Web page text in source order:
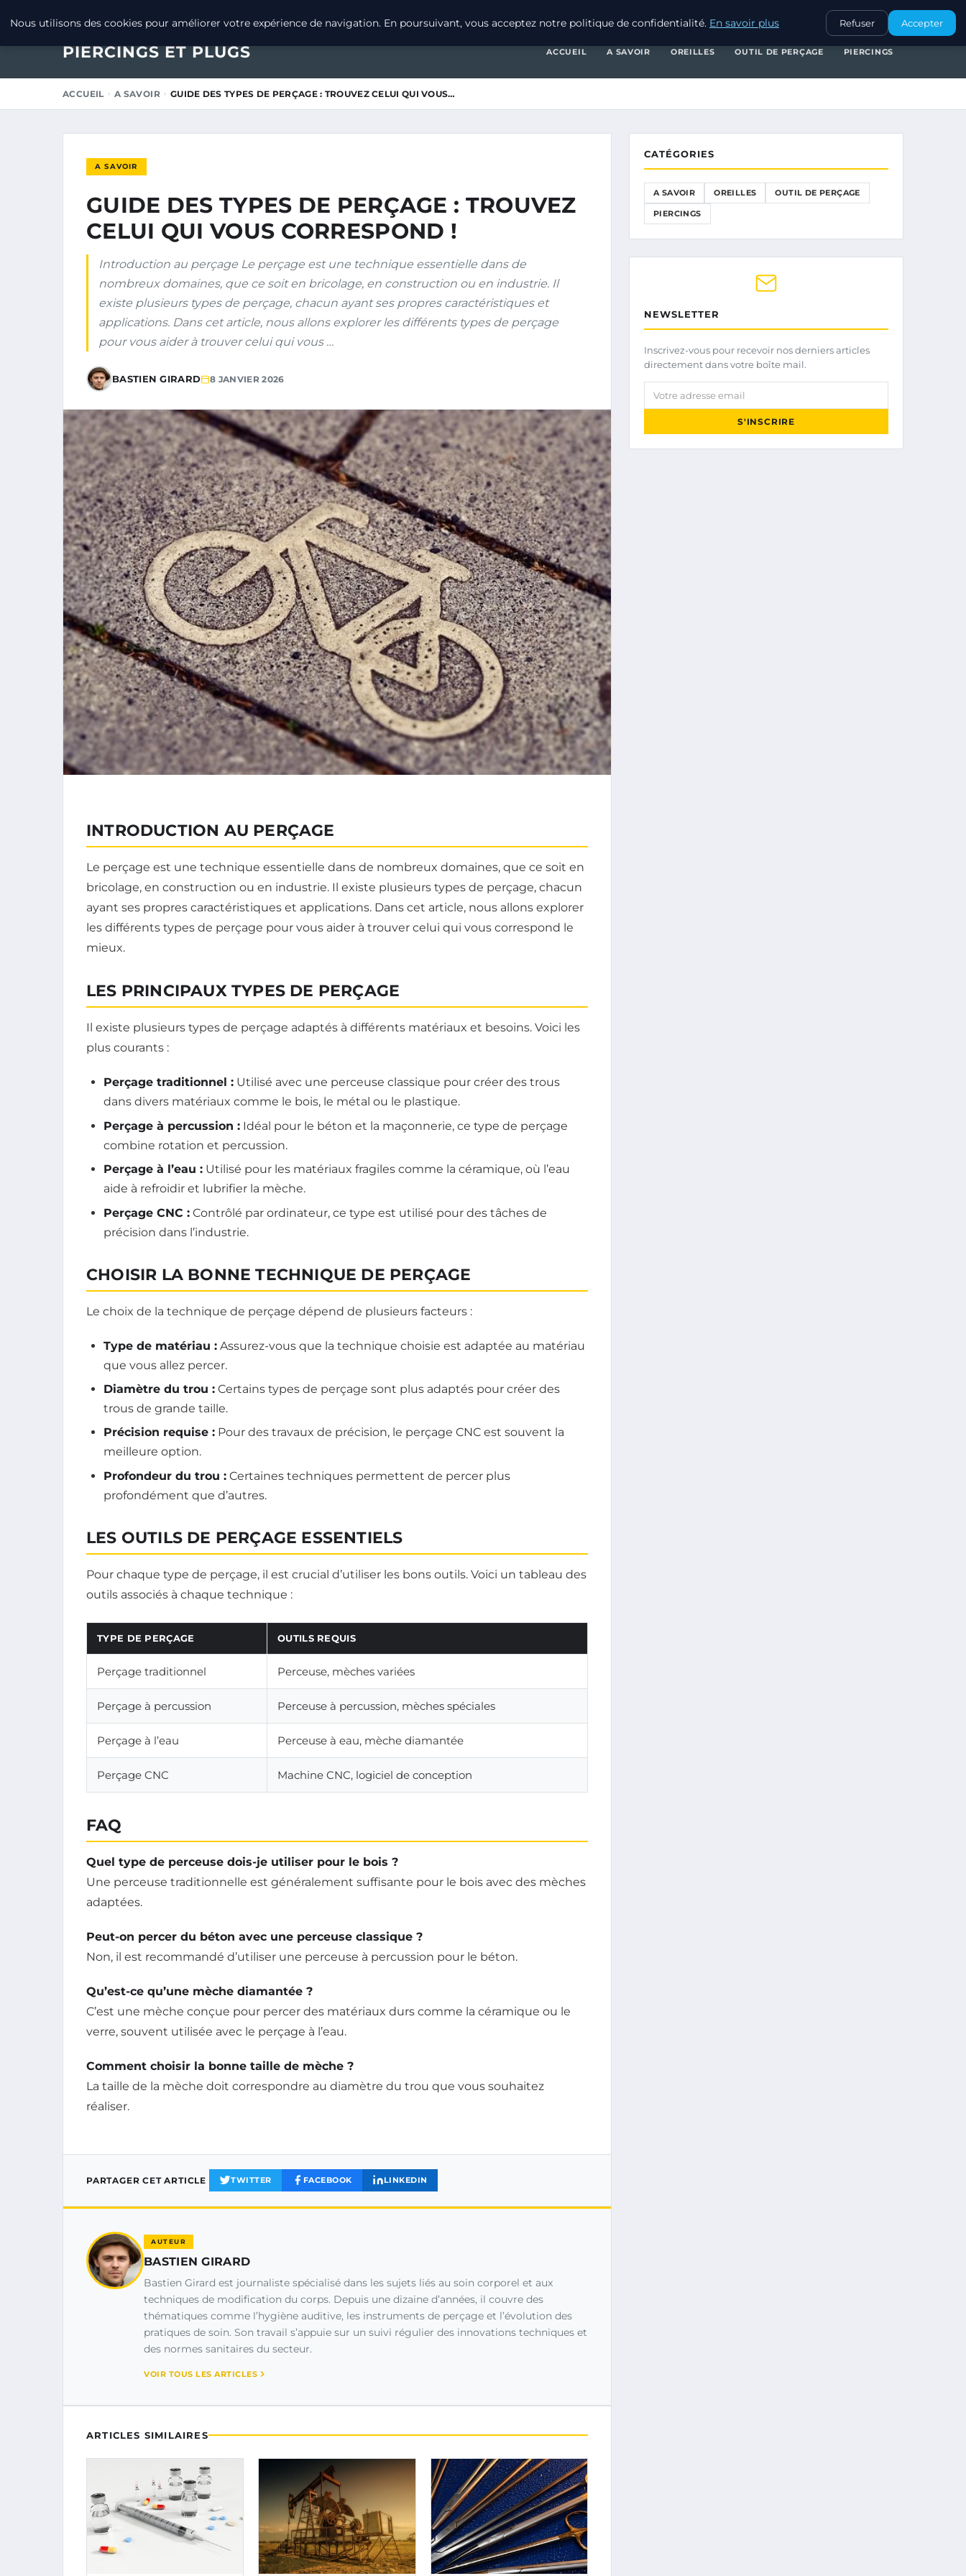
OUTIL DE PERÇAGEPIERCINGS
PIERCINGS ET PLUGS ACCUEIL A SAVOIR OREILLES OUTIL DE PERÇAGE PIERCINGS
ACCUEIL A SAVOIR GUIDE DES TYPES DE PERÇAGE : TROUVEZ CELUI QUI VOUS…
A SAVOIR
GUIDE DES TYPES DE PERÇAGE : TROUVEZ
CELUI QUI VOUS CORRESPOND !
Introduction au perçage Le perçage est une technique essentielle dans de
nombreux domaines, que ce soit en bricolage, en construction ou en industrie. Il
existe plusieurs types de perçage, chacun ayant ses propres caractéristiques et
applications. Dans cet article, nous allons explorer les différents types de perçage
pour vous aider à trouver celui qui vous …
BASTIEN GIRARD 8 JANVIER 2026
INTRODUCTION AU PERÇAGE
Le perçage est une technique essentielle dans de nombreux domaines, que ce soit en
bricolage, en construction ou en industrie. Il existe plusieurs types de perçage, chacun
ayant ses propres caractéristiques et applications. Dans cet article, nous allons explorer
les différents types de perçage pour vous aider à trouver celui qui vous correspond le
mieux.
LES PRINCIPAUX TYPES DE PERÇAGE
Il existe plusieurs types de perçage adaptés à différents matériaux et besoins. Voici les
plus courants :
Perçage traditionnel : Utilisé avec une perceuse classique pour créer des trous
dans divers matériaux comme le bois, le métal ou le plastique.
Perçage à percussion : Idéal pour le béton et la maçonnerie, ce type de perçage
combine rotation et percussion.
Perçage à l’eau : Utilisé pour les matériaux fragiles comme la céramique, où l’eau
aide à refroidir et lubrifier la mèche.
Perçage CNC : Contrôlé par ordinateur, ce type est utilisé pour des tâches de
précision dans l’industrie.
CHOISIR LA BONNE TECHNIQUE DE PERÇAGE
Le choix de la technique de perçage dépend de plusieurs facteurs :
Type de matériau : Assurez-vous que la technique choisie est adaptée au matériau
que vous allez percer.
Diamètre du trou : Certains types de perçage sont plus adaptés pour créer des
trous de grande taille.
Précision requise : Pour des travaux de précision, le perçage CNC est souvent la
meilleure option.
Profondeur du trou : Certaines techniques permettent de percer plus
profondément que d’autres.
LES OUTILS DE PERÇAGE ESSENTIELS
Pour chaque type de perçage, il est crucial d’utiliser les bons outils. Voici un tableau des
outils associés à chaque technique :
TYPE DE PERÇAGE OUTILS REQUIS
Perçage traditionnel Perceuse, mèches variées
Perçage à percussion Perceuse à percussion, mèches spéciales
Perçage à l’eau Perceuse à eau, mèche diamantée
Perçage CNC Machine CNC, logiciel de conception
FAQ
Quel type de perceuse dois-je utiliser pour le bois ?
Une perceuse traditionnelle est généralement suffisante pour le bois avec des mèches
adaptées.
Peut-on percer du béton avec une perceuse classique ?
Non, il est recommandé d’utiliser une perceuse à percussion pour le béton.
Qu’est-ce qu’une mèche diamantée ?
C’est une mèche conçue pour percer des matériaux durs comme la céramique ou le
verre, souvent utilisée avec le perçage à l’eau.
Comment choisir la bonne taille de mèche ?
La taille de la mèche doit correspondre au diamètre du trou que vous souhaitez
réaliser.
PARTAGER CET ARTICLE TWITTER FACEBOOK LINKEDIN
AUTEUR
BASTIEN GIRARD
Bastien Girard est journaliste spécialisé dans les sujets liés au soin corporel et aux
techniques de modification du corps. Depuis une dizaine d’années, il couvre des
thématiques comme l’hygiène auditive, les instruments de perçage et l’évolution des
pratiques de soin. Son travail s’appuie sur un suivi régulier des innovations techniques et
des normes sanitaires du secteur.
VOIR TOUS LES ARTICLES
ARTICLES SIMILAIRES
CATÉGORIES
A SAVOIR OREILLES OUTIL DE PERÇAGE
PIERCINGS
NEWSLETTER
Inscrivez-vous pour recevoir nos derniers articles
directement dans votre boîte mail.
Votre adresse email
S'INSCRIRE
Nous utilisons des cookies pour améliorer votre expérience de navigation. En poursuivant, vous acceptez notre politique de confidentialité. En savoir plus Refuser Accepter